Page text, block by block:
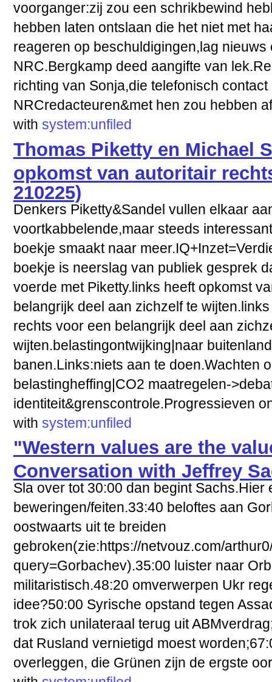
voorganger:zij zou een schrikbewind
hebben laten ontslaan die het niet met
reageren op beschuldigingen,lag nieuws
NRC.Bergkamp deed aangifte van
richting van Sonja,die telefonisch
NRCredacteuren&met hen zou hebben
with system:unfiled
Thomas Piketty en Michael
opkomst van autoritair
210225)
Denkers Piketty&Sandel vullen elkaar
voortkabbelende,maar steeds
boekje smaakt naar
boekje is neerslag van publiek gesprek
voerde met Piketty.links heeft opkomst
belangrijk deel aan zichzelf te
rechts voor een belangrijk deel aan
wijten.belastingontwijking|naar
banen.Links:niets aan te doen.Wachten
belastingheffing|CO2 maatregelen-
identiteit&grenscontrole.Progressieven
with system:unfiled
"Western values are the
Conversation with Jeffrey
Sla over tot 30:00 dan begint Sachs.Hier
beweringen/feiten.33:40 beloftes aan
oostwaarts uit te breiden
gebroken(zie:https://netvouz.com/
query=Gorbachev).35:00 luister naar
militaristisch.48:20 omverwerpen Ukr
idee?50:00 Syrische opstand tegen
trok zich unilateraal terug uit
dat Rusland vernietigd moest
overleggen, die Grünen zijn de ergste